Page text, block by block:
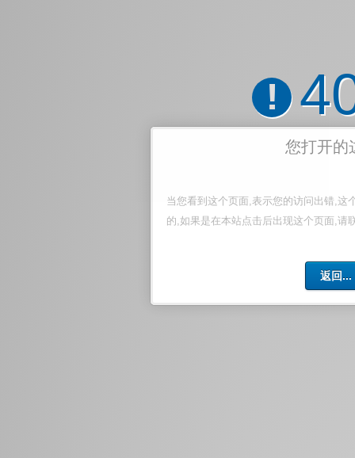
!
您打开的
当您看到这个页面,表示您的访问出错,这
的,如果是在本站点击后出现这个页面,请
返回...